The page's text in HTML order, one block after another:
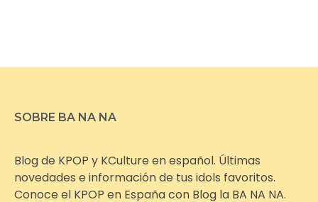
SOBRE BA NA NA
Blog de KPOP y KCulture en español. Últimas
novedades e información de tus idols favoritos.
Conoce el KPOP en España con Blog la BA NA NA.